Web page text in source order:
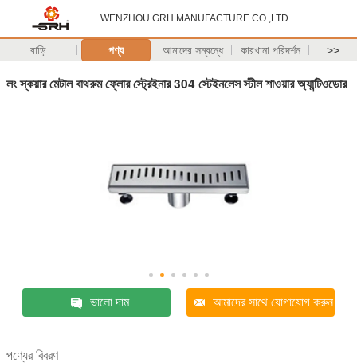
WENZHOU GRH MANUFACTURE CO.,LTD
বাড়ি পণ্য আমাদের সম্বন্ধে কারখানা পরিদর্শন >>
লং স্কয়ার মেটাল বাথরুম ফ্লোর স্ট্রেইনার 304 স্টেইনলেস স্টীল শাওয়ার অ্যান্টিওডোর
ভালো দাম আমাদের সাথে যোগাযোগ করুন
পণ্যের বিবরণ